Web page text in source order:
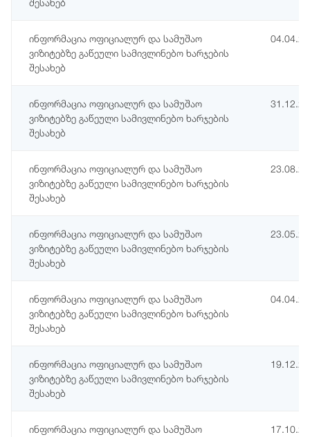
შესახებ
ინფორმაცია ოფიციალურ და სამუშაო
ვიზიტებზე გაწეული სამივლინებო ხარჯების
შესახებ
ინფორმაცია ოფიციალურ და სამუშაო
ვიზიტებზე გაწეული სამივლინებო ხარჯების
შესახებ
ინფორმაცია ოფიციალურ და სამუშაო
ვიზიტებზე გაწეული სამივლინებო ხარჯების
შესახებ
ინფორმაცია ოფიციალურ და სამუშაო
ვიზიტებზე გაწეული სამივლინებო ხარჯების
შესახებ
ინფორმაცია ოფიციალურ და სამუშაო
ვიზიტებზე გაწეული სამივლინებო ხარჯების
შესახებ
ინფორმაცია ოფიციალურ და სამუშაო
ვიზიტებზე გაწეული სამივლინებო ხარჯების
შესახებ
ინფორმაცია ოფიციალურ და სამუშაო